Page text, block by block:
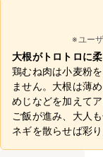
※ユー
大根がトロトロに
鶏むね肉は小麦粉
ません。大根は薄
めじなどを加えて
ご飯が進み、大人
ネギを散らせば彩